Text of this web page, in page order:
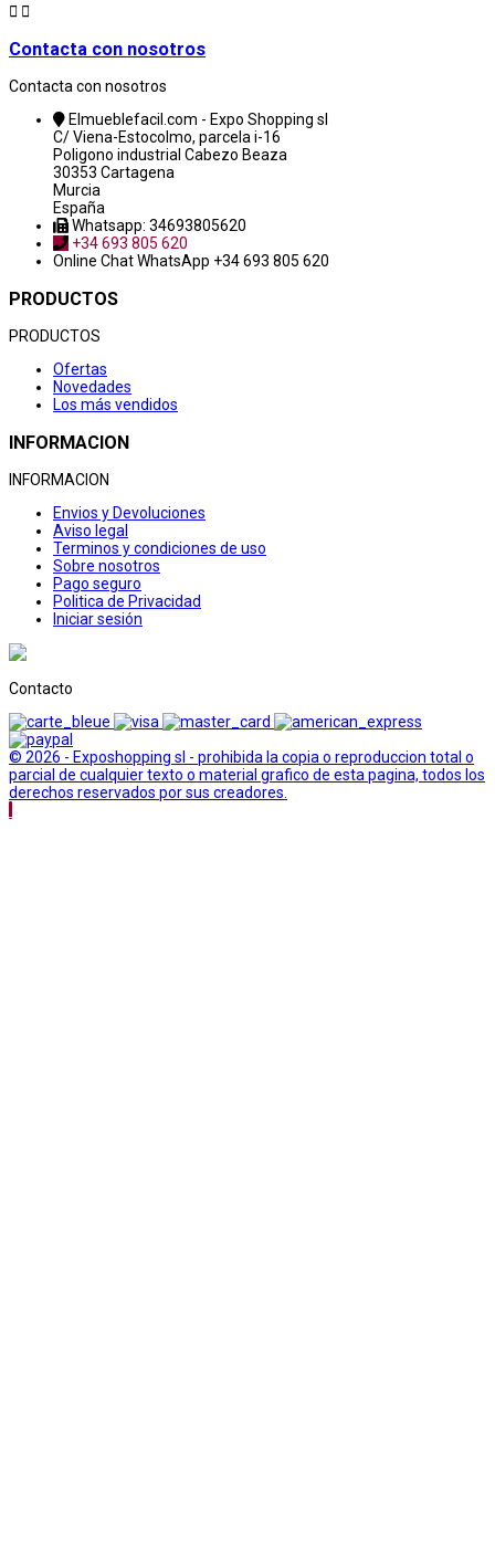
 
Contacta con nosotros
Contacta con nosotros
Elmueblefacil.com - Expo Shopping sl
C/ Viena-Estocolmo, parcela i-16
Poligono industrial Cabezo Beaza
30353 Cartagena
Murcia
España
Whatsapp: 34693805620
+34 693 805 620
Online ChatWhatsApp +34 693 805 620
PRODUCTOS
PRODUCTOS
Ofertas
Novedades
Los más vendidos
INFORMACION
INFORMACION
Envios y Devoluciones
Aviso legal
Terminos y condiciones de uso
Sobre nosotros
Pago seguro
Politica de Privacidad
Iniciar sesión
Contacto
© 2026 - Exposhopping sl - prohibida la copia o reproduccion total o
parcial de cualquier texto o material grafico de esta pagina, todos los
derechos reservados por sus creadores.